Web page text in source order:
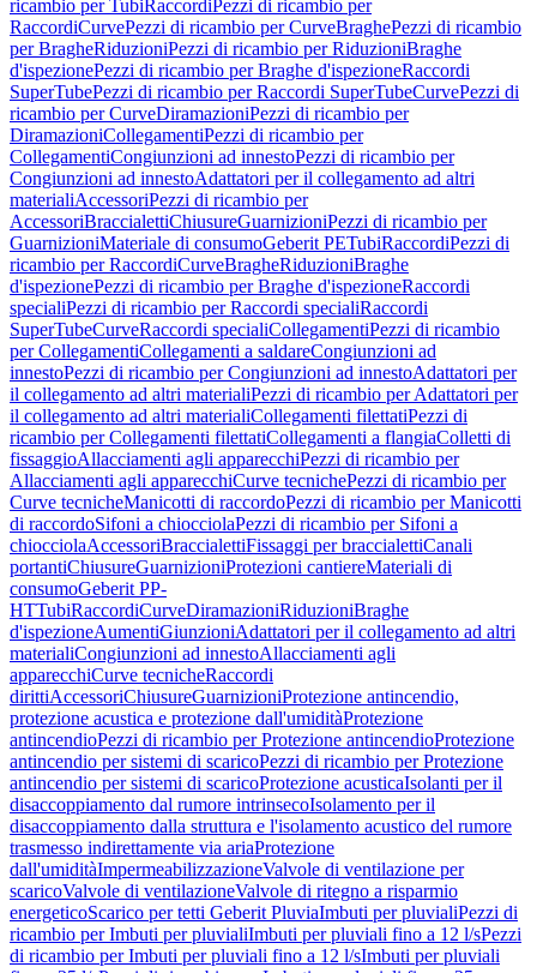
ricambio per TubiRaccordiPezzi di ricambio per
RaccordiCurvePezzi di ricambio per CurveBraghePezzi di ricambio
per BragheRiduzioniPezzi di ricambio per RiduzioniBraghe
d'ispezionePezzi di ricambio per Braghe d'ispezioneRaccordi
SuperTubePezzi di ricambio per Raccordi SuperTubeCurvePezzi di
ricambio per CurveDiramazioniPezzi di ricambio per
DiramazioniCollegamentiPezzi di ricambio per
CollegamentiCongiunzioni ad innestoPezzi di ricambio per
Congiunzioni ad innestoAdattatori per il collegamento ad altri
materialiAccessoriPezzi di ricambio per
AccessoriBraccialettiChiusureGuarnizioniPezzi di ricambio per
GuarnizioniMateriale di consumoGeberit PETubiRaccordiPezzi di
ricambio per RaccordiCurveBragheRiduzioniBraghe
d'ispezionePezzi di ricambio per Braghe d'ispezioneRaccordi
specialiPezzi di ricambio per Raccordi specialiRaccordi
SuperTubeCurveRaccordi specialiCollegamentiPezzi di ricambio
per CollegamentiCollegamenti a saldareCongiunzioni ad
innestoPezzi di ricambio per Congiunzioni ad innestoAdattatori per
il collegamento ad altri materialiPezzi di ricambio per Adattatori per
il collegamento ad altri materialiCollegamenti filettatiPezzi di
ricambio per Collegamenti filettatiCollegamenti a flangiaColletti di
fissaggioAllacciamenti agli apparecchiPezzi di ricambio per
Allacciamenti agli apparecchiCurve tecnichePezzi di ricambio per
Curve tecnicheManicotti di raccordoPezzi di ricambio per Manicotti
di raccordoSifoni a chiocciolaPezzi di ricambio per Sifoni a
chiocciolaAccessoriBraccialettiFissaggi per braccialettiCanali
portantiChiusureGuarnizioniProtezioni cantiereMateriali di
consumoGeberit PP-
HTTubiRaccordiCurveDiramazioniRiduzioniBraghe
d'ispezioneAumentiGiunzioniAdattatori per il collegamento ad altri
materialiCongiunzioni ad innestoAllacciamenti agli
apparecchiCurve tecnicheRaccordi
dirittiAccessoriChiusureGuarnizioniProtezione antincendio,
protezione acustica e protezione dall'umiditàProtezione
antincendioPezzi di ricambio per Protezione antincendioProtezione
antincendio per sistemi di scaricoPezzi di ricambio per Protezione
antincendio per sistemi di scaricoProtezione acusticaIsolanti per il
disaccoppiamento dal rumore intrinsecoIsolamento per il
disaccoppiamento dalla struttura e l'isolamento acustico del rumore
trasmesso indirettamente via ariaProtezione
dall'umiditàImpermeabilizzazioneValvole di ventilazione per
scaricoValvole di ventilazioneValvole di ritegno a risparmio
energeticoScarico per tetti Geberit PluviaImbuti per pluvialiPezzi di
ricambio per Imbuti per pluvialiImbuti per pluviali fino a 12 l/sPezzi
di ricambio per Imbuti per pluviali fino a 12 l/sImbuti per pluviali